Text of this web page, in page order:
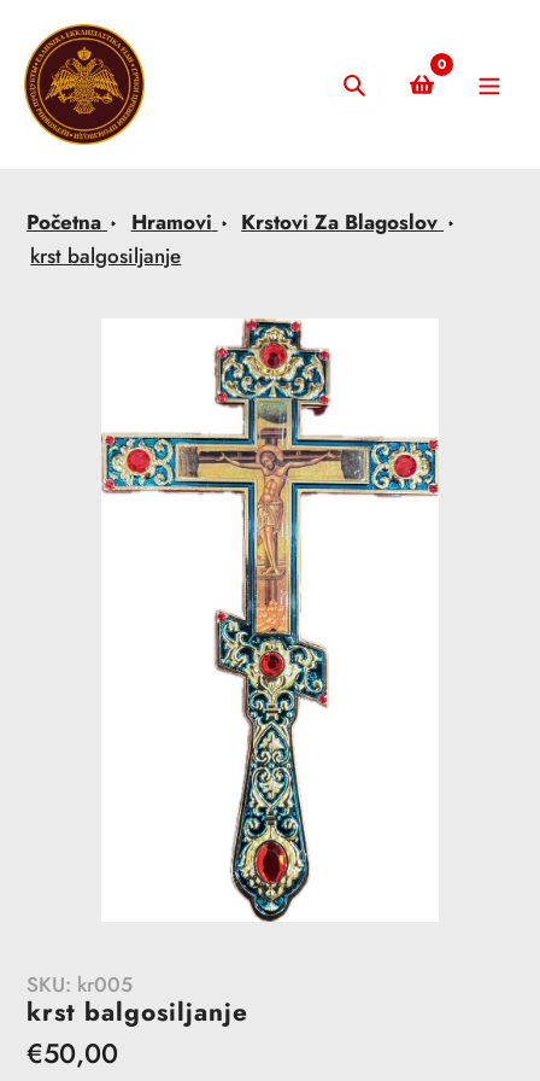
content
Pretraži
0
Početna Hramovi
Krstovi Za Blagoslov
krst balgosiljanje
SKU: kr005
krst balgosiljanje
Redovna
€50,00